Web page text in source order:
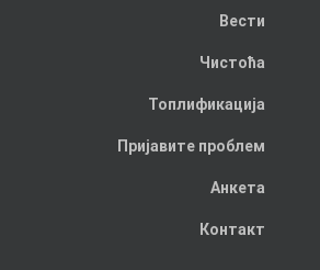
Вести
Чистоћа
Топлификација
Пријавите проблем
Анкета
Контакт